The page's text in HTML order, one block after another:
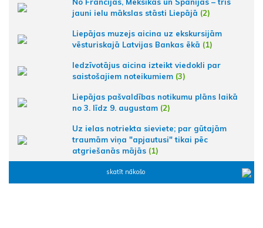
No Francijas, Meksikas un Spānijas – trīs
jauni ielu mākslas stāsti Liepājā (2)
Liepājas muzejs aicina uz ekskursijām
vēsturiskajā Latvijas Bankas ēkā (1)
Iedzīvotājus aicina izteikt viedokli par
saistošajiem noteikumiem (3)
Liepājas pašvaldības notikumu plāns laikā
no 3. līdz 9. augustam (2)
Uz ielas notriekta sieviete; par gūtajām
traumām viņa "apjautusi" tikai pēc
atgriešanās mājās (1)
skatīt nākošo